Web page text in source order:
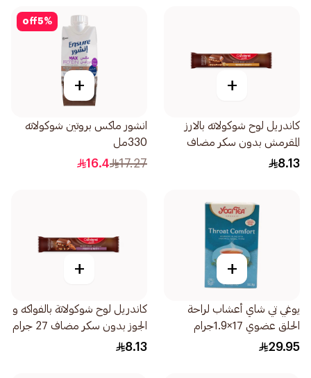
+
كاندريل لوح شوكولاته بالارز
المقرمش بدون سكر مضاف
27جرام
8.13
5%
off
+
انشور ماكس بروتين شوكولاته
330مل
17.27
16.4
+
يوغي تي شاي أعشاب لراحة
الحلق عضوي 17×1.9جرام
29.95
+
كاندريل لوح شوكولاتة بالفواكه و
الجوز بدون سكر مضاف 27 جرام
8.13